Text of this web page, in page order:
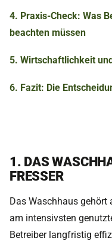
4. Praxis-Check: Was
beachten müssen
5. Wirtschaftlichkeit
6. Fazit: Die
1. DAS
FRESSER
Das Waschhaus
am intensivsten
Betreiber langfristig